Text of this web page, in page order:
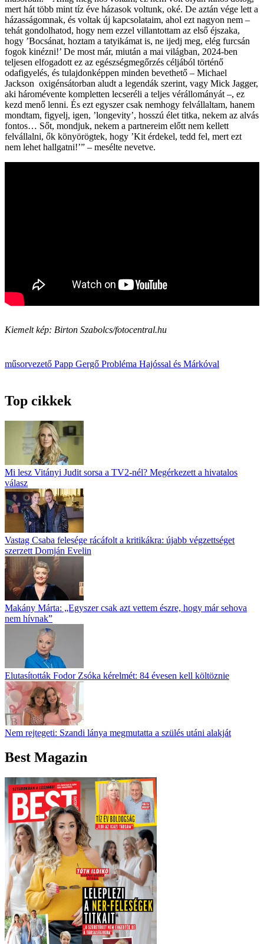
mert hát több mint tíz éve házasok voltunk, oké. De aztán vége lett a
házasságomnak, és voltak új kapcsolataim, ahol ezt nagyon nem –
tehát gondolhatod, hogy nem ezzel villantottam az első éjszaka,
hogy ’Bocsánat, hoztam a tatyikámat is, ne ijedj meg, elég furcsán
fogok kinézni!’ De most már, miután a mai világban, 2024-ben
teljesen elfogadott ez az egészségmegőrzés céljából történő
odafigyelés, és tulajdonképpen minden bevethető – Michael
Jackson oxigénsátorban aludt a legendák szerint, vagy Mick Jagger,
aki háromévente kompletten lecseréli a teljes vérállományát –, ez
kezd menő lenni. És ezt egyszer csak nemhogy felvállaltam, hanem
mondtam, figyelj, igen, ’longevity’, hosszú élet titka, nekem az alvás
fontos… Sőt, mondjuk, nekem a partnereim előtt nem kellett
felvállalni, ők könyörögtek, hogy ’Kit érdekel, tedd fel, mert ezt
nem lehet hallgatni!’” – mesélte nevetve.
Kiemelt kép: Birton Szabolcs/fotocentral.hu
műsorvezető Papp Gergő Probléma Hajóssal és Márkóval
Top cikkek
Mi lesz Vitányi Judit sorsa a TV2-nél? Megérkezett a hivatalos
válasz
Vastag Csaba felesége rácáfolt a kritikákra: újabb végzettséget
szerzett Domján Evelin
Makány Márta: „Egyszer csak azt vettem észre, hogy már sehova
nem hívnak”
Elutasították Fodor Zsóka kérelmét: 84 évesen kell költöznie
Nem rejtegeti: Szandi lánya megmutatta a szülés utáni alakját
Best Magazin